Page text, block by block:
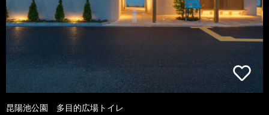
昆陽池公園 多目的広場トイレ